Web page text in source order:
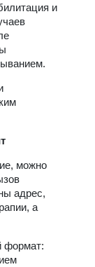
и
можно
адрес,
а
формат: